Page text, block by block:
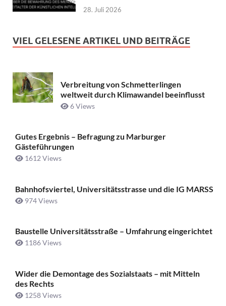
28. Juli 2026
VIEL GELESENE ARTIKEL UND BEITRÄGE
Verbreitung von Schmetterlingen
weltweit durch Klimawandel beeinflusst
6 Views
Gutes Ergebnis – Befragung zu Marburger
Gästeführungen
1612 Views
Bahnhofsviertel, Universitätsstrasse und die IG MARSS
974 Views
Baustelle Universitätsstraße ­– Umfahrung eingerichtet
1186 Views
Wider die Demontage des Sozialstaats – mit Mitteln
des Rechts
1258 Views